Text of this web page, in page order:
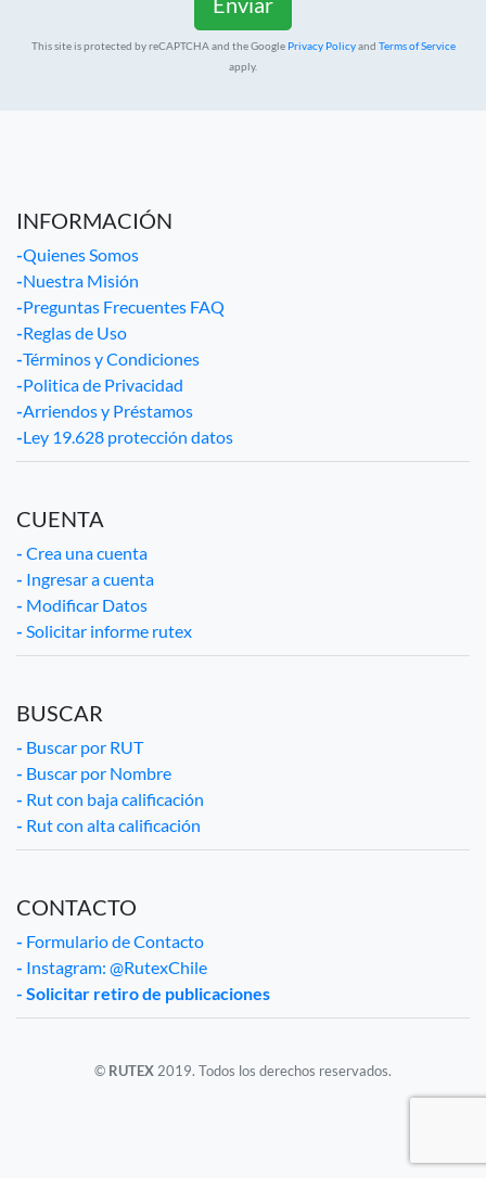
This site is protected by reCAPTCHA and the Google Privacy Policyand Terms of Service
apply.
INFORMACIÓN
-Quienes Somos
-Nuestra Misión
-Preguntas Frecuentes FAQ
-Reglas de Uso
-Términos y Condiciones
-Politica de Privacidad
-Arriendos y Préstamos
-Ley 19.628 protección datos
CUENTA
- Crea una cuenta
- Ingresar a cuenta
- Modificar Datos
- Solicitar informe rutex
BUSCAR
- Buscar por RUT
- Buscar por Nombre
- Rut con baja calificación
- Rut con alta calificación
CONTACTO
- Formulario de Contacto
- Instagram: @RutexChile
- Solicitar retiro de publicaciones
© RUTEX 2019. Todos los derechos reservados.